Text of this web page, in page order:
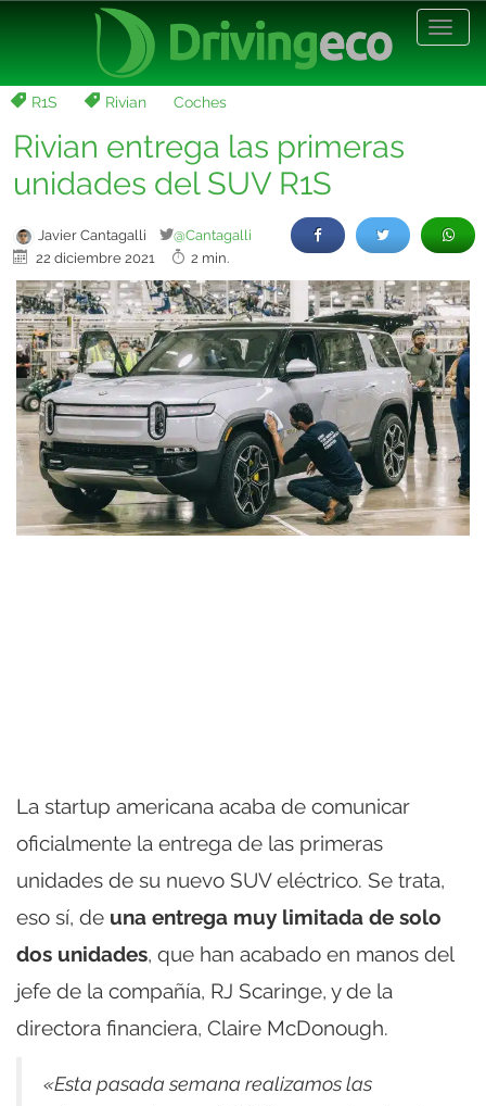
R1S Rivian Coches
Rivian entrega las primeras
unidades del SUV R1S
Javier Cantagalli
@Cantagalli
22 diciembre 2021
2 min.
La startup americana acaba de comunicar
oficialmente la entrega de las primeras
unidades de su nuevo SUV eléctrico. Se trata,
eso sí, de una entrega muy limitada de solo
dos unidades, que han acabado en manos del
jefe de la compañía, RJ Scaringe, y de la
directora financiera, Claire McDonough.
«Esta pasada semana realizamos las